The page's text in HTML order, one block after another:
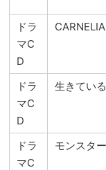
ドラ
マC
D
ドラ
マC
D
生きてい
ドラ
マC
モンスタ